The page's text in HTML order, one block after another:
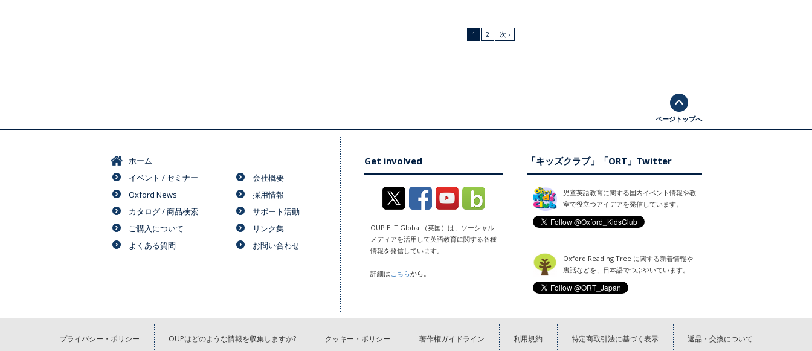
1 2 次 ›
ページトップへ
ホーム
イベント / セミナー
Oxford News
カタログ / 商品検索
ご購入について
よくある質問
会社概要
採用情報
サポート活動
リンク集
お問い合わせ
Get involved
OUP ELT Global（英国）は、ソーシャル
メディアを活用して英語教育に関する各種
情報を発信しています。
詳細はこちらから。
「キッズクラブ」「ORT」Twitter
児童英語教育に関する国内イベント情報や教
室で役立つアイデアを発信しています。
Oxford Reading Tree に関する新着情報や
裏話などを、日本語でつぶやいています。
プライバシー・ポリシー OUPはどのような情報を収集しますか? クッキー・ポリシー 著作権ガイドライン 利用規約 特定商取引法に基づく表示 返品・交換について